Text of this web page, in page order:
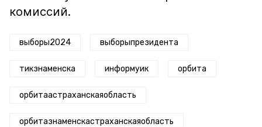
комиссий.
выборы2024 выборыпрезидента
тикзнаменска информуик орбита
орбитаастраханскаяобласть
орбитазнаменскастраханскаяобласть